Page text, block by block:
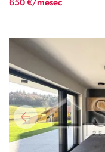
650 €/mesec